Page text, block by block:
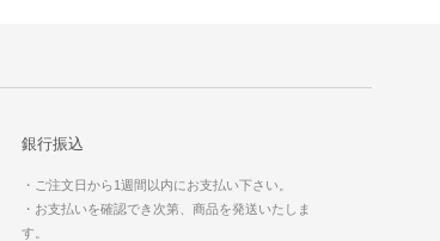
銀行振込
・ご注文日から1週間以内にお支払い下さい。
・お支払いを確認でき次第、商品を発送いたしま
す。